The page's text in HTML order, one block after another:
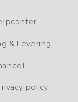
& Levering
policy